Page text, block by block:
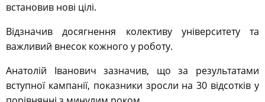
встановив нові цілі.
Відзначив досягнення колективу університету та
важливий внесок кожного у роботу.
Анатолій Іванович зазначив, що за результатами
вступної кампанії, показники зросли на 30 відсотків у